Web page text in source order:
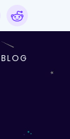
BLOG